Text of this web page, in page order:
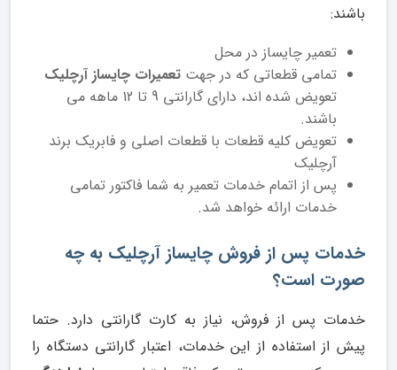
باشند:
تعمیر چایساز در محل
تمامی قطعاتی که در جهت تعمیرات چایساز آرچلیک
تعویض شده اند، دارای گارانتی 9 تا 12 ماهه می
باشند.
تعویض کلیه قطعات با قطعات اصلی و فابریک برند
آرچلیک
پس از اتمام خدمات تعمیر به شما فاکتور تمامی
خدمات ارائه خواهد شد.
خدمات پس از فروش چایساز آرچلیک به چه
صورت است؟
خدمات پس از فروش، نیاز به کارت گارانتی دارد. حتما
پیش از استفاده از این خدمات، اعتبار گارانتی دستگاه را